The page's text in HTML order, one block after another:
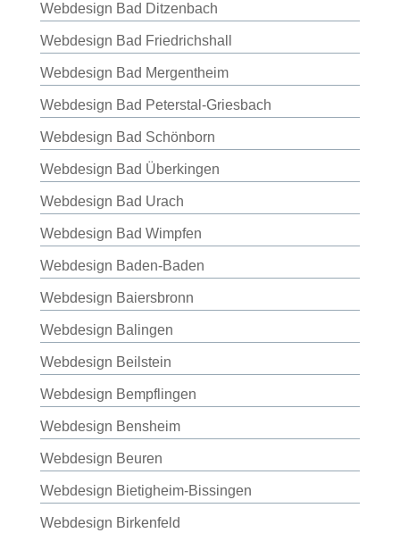
Webdesign Bad Ditzenbach
Webdesign Bad Friedrichshall
Webdesign Bad Mergentheim
Webdesign Bad Peterstal-Griesbach
Webdesign Bad Schönborn
Webdesign Bad Überkingen
Webdesign Bad Urach
Webdesign Bad Wimpfen
Webdesign Baden-Baden
Webdesign Baiersbronn
Webdesign Balingen
Webdesign Beilstein
Webdesign Bempflingen
Webdesign Bensheim
Webdesign Beuren
Webdesign Bietigheim-Bissingen
Webdesign Birkenfeld